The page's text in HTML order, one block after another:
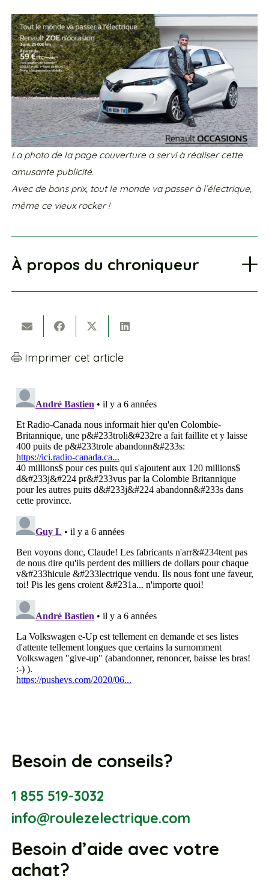
La photo de la page couverture a servi à réaliser cette
amusante publicité.
Avec de bons prix, tout le monde va passer à l’électrique,
même ce vieux rocker !
À propos du chroniqueur
Imprimer cet article
Besoin de conseils?
1 855 519-3032
info@roulezelectrique.com
Besoin d’aide avec votre
achat?